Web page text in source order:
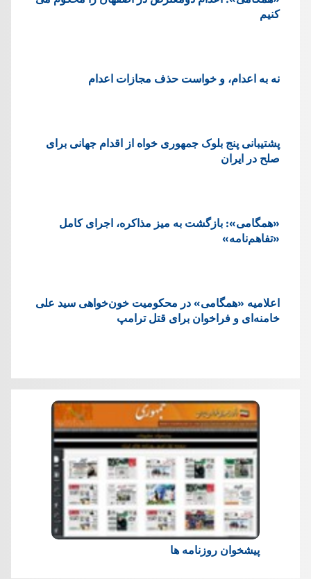
کنیم
نه به اعدام، و خواست حذف مجازات اعدام
پشتيبانی پنج بلوک جمهوری خواه از اقدام جهانی برای
صلح در ایران
«همگامی»: بازگشت به میز مذاکره، اجرای کامل
«تفاهم‌نامه»
اعلامیه «همگامی» در محکومیت خون‌خواهی سید علی
خامنه‌ای و فراخوان برای قتل ترامپ
پیشخوان روزنامه ها